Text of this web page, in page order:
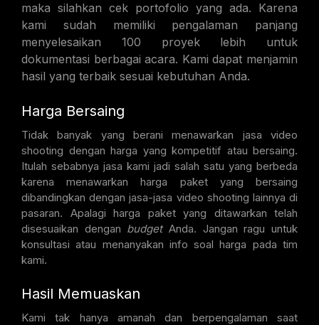
maka silahkan cek portofolio yang ada. Karena
kami sudah memiliki pengalaman panjang
menyelesaikan 100 proyek lebih untuk
dokumentasi berbagai acara. Kami dapat menjamin
hasil yang terbaik sesuai kebutuhan Anda.
Harga Bersaing
Tidak banyak yang berani menawarkan jasa video
shooting dengan harga yang kompetitif atau bersaing.
Itulah sebabnya jasa kami jadi salah satu yang berbeda
karena menawarkan harga paket yang bersaing
dibandingkan dengan jasa-jasa video shooting lainnya di
pasaran. Apalagi harga paket yang ditawarkan telah
disesuaikan dengan budgetAnda. Jangan ragu untuk
konsultasi atau menanyakan info soal harga pada tim
kami.
Hasil Memuaskan
Kami tak hanya amanah dan berpengalaman saat